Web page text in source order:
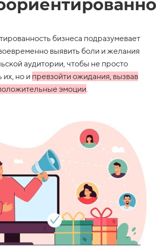
бизнеса подразумевает
выявить боли и желания
аудитории, чтобы не просто
их, но и превзойти ожидания, вызвав
эмоции.